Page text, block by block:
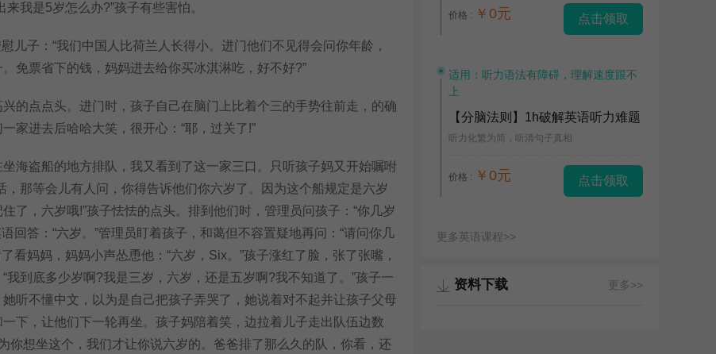
我是5岁怎么办?”孩子有些害怕。
子：“我们中国人比荷兰人长得小。进门他们不见得会问你年龄，
免票省下的钱，妈妈进去给你买冰淇淋吃，好不好?”
点点头。进门时，孩子自己在脑门上比着个三的手势往前走，的确
家进去后哈哈大笑，很开心：“耶，过关了!”
盗船的地方排队，我又看到了这一家三口。只听孩子妈又开始嘱咐
，那等会儿有人问，你得告诉他们你六岁了。因为这个船规定是六岁
了，六岁哦!”孩子怯怯的点头。排到他们时，管理员问孩子：“你几岁
回答：“六岁。”管理员盯着孩子，和蔼但不容置疑地再问：“请问你几
看妈妈，妈妈小声怂恿他：“六岁，Six。”孩子涨红了脸，张了张嘴，
我到底多少岁啊?我是三岁，六岁，还是五岁啊?我不知道了。”孩子一
听不懂中文，以为是自己把孩子弄哭了，她说着对不起并让孩子父母
下，让他们下一轮再坐。孩子妈陪着笑，边拉着儿子走出队伍边数
你想坐这个，我们才让你说六岁的。爸爸排了那么久的队，你看，还
价格 : ￥0元 点击领取
适用：听力语法有障碍，理解速度跟不
上
【分脑法则】1h破解英语听力难题
听力化繁为简，听清句子真相
价格 : ￥0元 点击领取
更多英语课程>>
资料下载 更多>>